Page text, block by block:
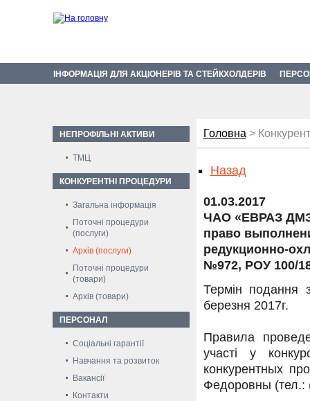
ІНФОРМАЦІЯ ДЛЯ АКЦІОНЕРІВ ТА СТЕЙКХОЛДЕРІВ
НЕПРОФІЛЬНІ АКТИВИ
ТМЦ
КОНКУРЕНТНІ ПРОЦЕДУРИ
Загальна інформація
Поточні процедури
(послуги)
Архів (послуги)
Поточні процедури
(товари)
Архів (товари)
ПЕРСОНАЛ
Соціальні гарантії
Навчання та розвиток
Вакансії
Контакти
Головна >
Назад
01.03.2017
ЧАО «ЕВРАЗ
право
редукционно-
№972, РОУ 100/
Термін подання
березня 2017г.
Правила
участі у
конкурентных
Федоровны (тел.: